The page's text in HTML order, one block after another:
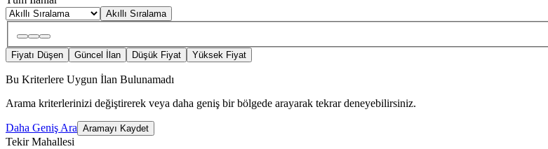
Akıllı Sıralama
Fiyatı Düşen Güncel İlan Düşük Fiyat Yüksek Fiyat
Bu Kriterlere Uygun İlan Bulunamadı
Arama kriterlerinizi değiştirerek veya daha geniş bir bölgede arayarak tekrar deneyebilirsiniz.
Daha Geniş Ara Aramayı Kaydet
Tekir Mahallesi